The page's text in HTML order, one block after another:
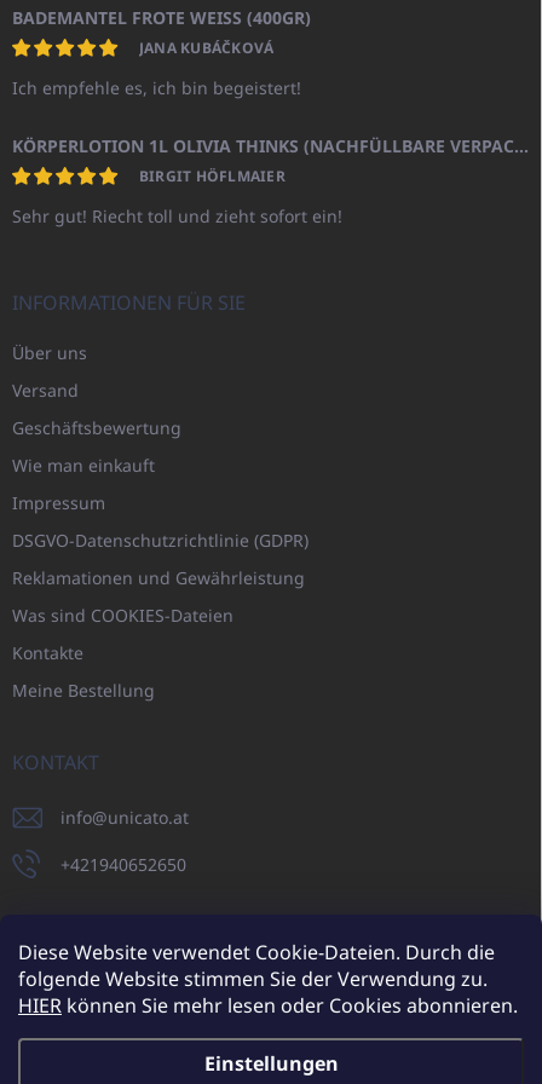
Diese Website verwendet Cookie-Dateien. Durch die
folgende Website stimmen Sie der Verwendung zu.
HIER können Sie mehr lesen oder Cookies abonnieren.
Einstellungen
BADEMANTEL FROTE WEISS (400GR)
JANA KUBÁČKOVÁ
Ich empfehle es, ich bin begeistert!
KÖRPERLOTION 1L OLIVIA THINKS (NACHFÜLLBARE VERPACKUNG)
BIRGIT HÖFLMAIER
Sehr gut! Riecht toll und zieht sofort ein!
INFORMATIONEN FÜR SIE
Über uns
Versand
Geschäftsbewertung
Wie man einkauft
Impressum
DSGVO-Datenschutzrichtlinie (GDPR)
Reklamationen und Gewährleistung
Was sind COOKIES-Dateien
Kontakte
Meine Bestellung
KONTAKT
info@unicato.at
+421940652650
UNICATO.sk UNICATOshop.cz UNICATO.at UNICATO.hu
UNICATOshop.pl
UNICATOshop.de